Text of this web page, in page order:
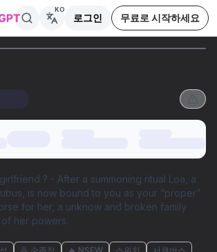
KO
로그인 무료로 시작하세요
? - After a summoning ritual Loa, a
is now bound to you as your “proper”
for her, a unknow and broken family
her powers.